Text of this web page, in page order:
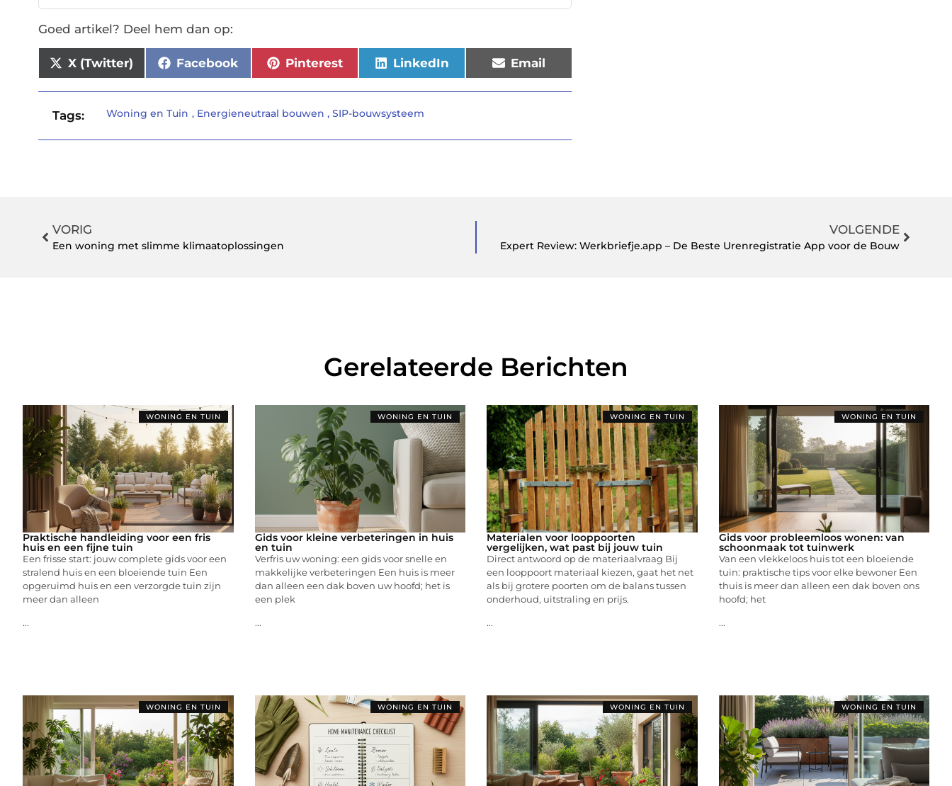
Goed artikel? Deel hem dan op:
X (Twitter) Facebook Pinterest LinkedIn Email
Tags: Woning en Tuin , Energieneutraal bouwen ,SIP-bouwsysteem
VORIG
Een woning met slimme klimaatoplossingen
VOLGENDE
Expert Review: Werkbriefje.app – De Beste Urenregistratie App voor de Bouw
Gerelateerde Berichten
WONING EN TUIN
Praktische handleiding voor een fris
huis en een fijne tuin
Een frisse start: jouw complete gids voor een
stralend huis en een bloeiende tuin Een
opgeruimd huis en een verzorgde tuin zijn
meer dan alleen
...
WONING EN TUIN
Gids voor kleine verbeteringen in huis
en tuin
Verfris uw woning: een gids voor snelle en
makkelijke verbeteringen Een huis is meer
dan alleen een dak boven uw hoofd; het is
een plek
...
WONING EN TUIN
Materialen voor looppoorten
vergelijken, wat past bij jouw tuin
Direct antwoord op de materiaalvraag Bij
een looppoort materiaal kiezen, gaat het net
als bij grotere poorten om de balans tussen
onderhoud, uitstraling en prijs.
...
WONING EN TUIN
Gids voor probleemloos wonen: van
schoonmaak tot tuinwerk
Van een vlekkeloos huis tot een bloeiende
tuin: praktische tips voor elke bewoner Een
thuis is meer dan alleen een dak boven ons
hoofd; het
...
WONING EN TUIN WONING EN TUIN WONING EN TUIN WONING EN TUIN